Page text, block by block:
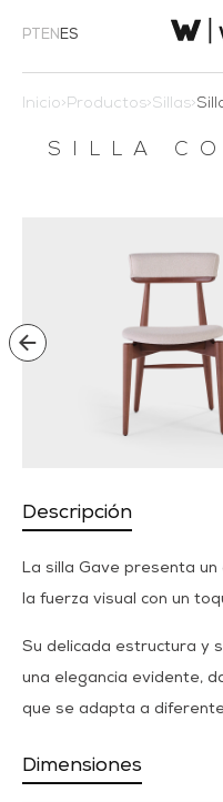
PT EN ES
Inicio>Productos>Sillas>
SILLA
Descripción
La silla Gave presenta
la fuerza visual con un
Su delicada estructura y
una elegancia evidente,
que se adapta a
Dimensiones